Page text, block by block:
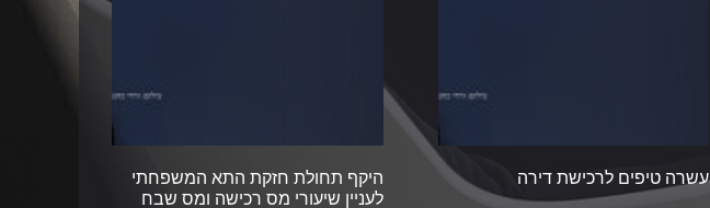
עשרה טיפים לרכישת דירה
היקף תחולת חזקת התא המשפחתי
לעניין שיעורי מס רכישה ומס שבח